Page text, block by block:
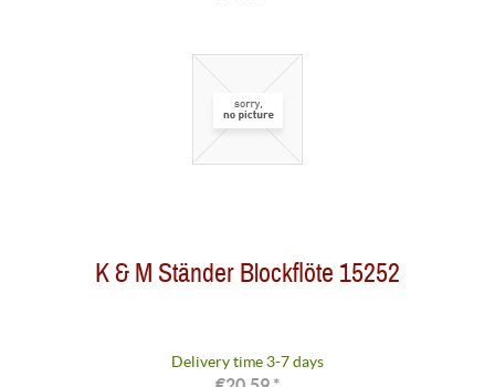
K & M Ständer Blockflöte 15252
Delivery time 3-7 days